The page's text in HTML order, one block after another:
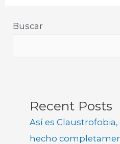
Buscar
Recent Posts
Así es
hecho